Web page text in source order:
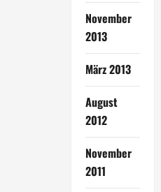
November
2013
März 2013
August
2012
November
2011